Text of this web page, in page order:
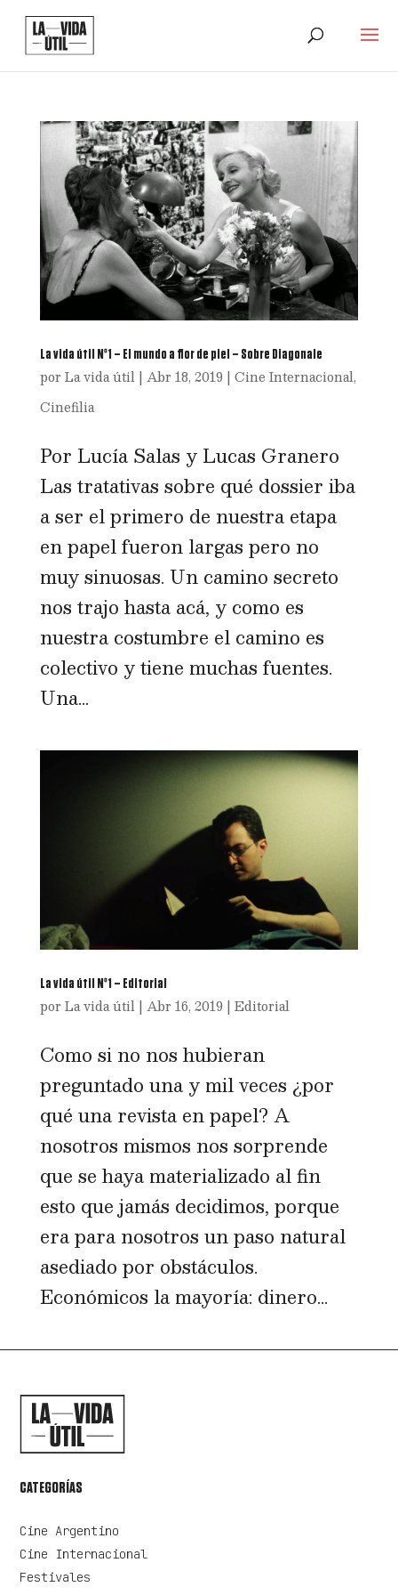
La vida útil Nº1 – El mundo a flor de piel – Sobre Diagonale
por La vida útil| Abr 18, 2019 | Cine Internacional,
Cinefilia
Por Lucía Salas y Lucas Granero
Las tratativas sobre qué dossier iba
a ser el primero de nuestra etapa
en papel fueron largas pero no
muy sinuosas. Un camino secreto
nos trajo hasta acá, y como es
nuestra costumbre el camino es
colectivo y tiene muchas fuentes.
Una...
La vida útil Nº1 – Editorial
por La vida útil| Abr 16, 2019 | Editorial
Como si no nos hubieran
preguntado una y mil veces ¿por
qué una revista en papel? A
nosotros mismos nos sorprende
que se haya materializado al fin
esto que jamás decidimos, porque
era para nosotros un paso natural
asediado por obstáculos.
Económicos la mayoría: dinero...
CATEGORÍAS
Cine Argentino
Cine Internacional
Festivales